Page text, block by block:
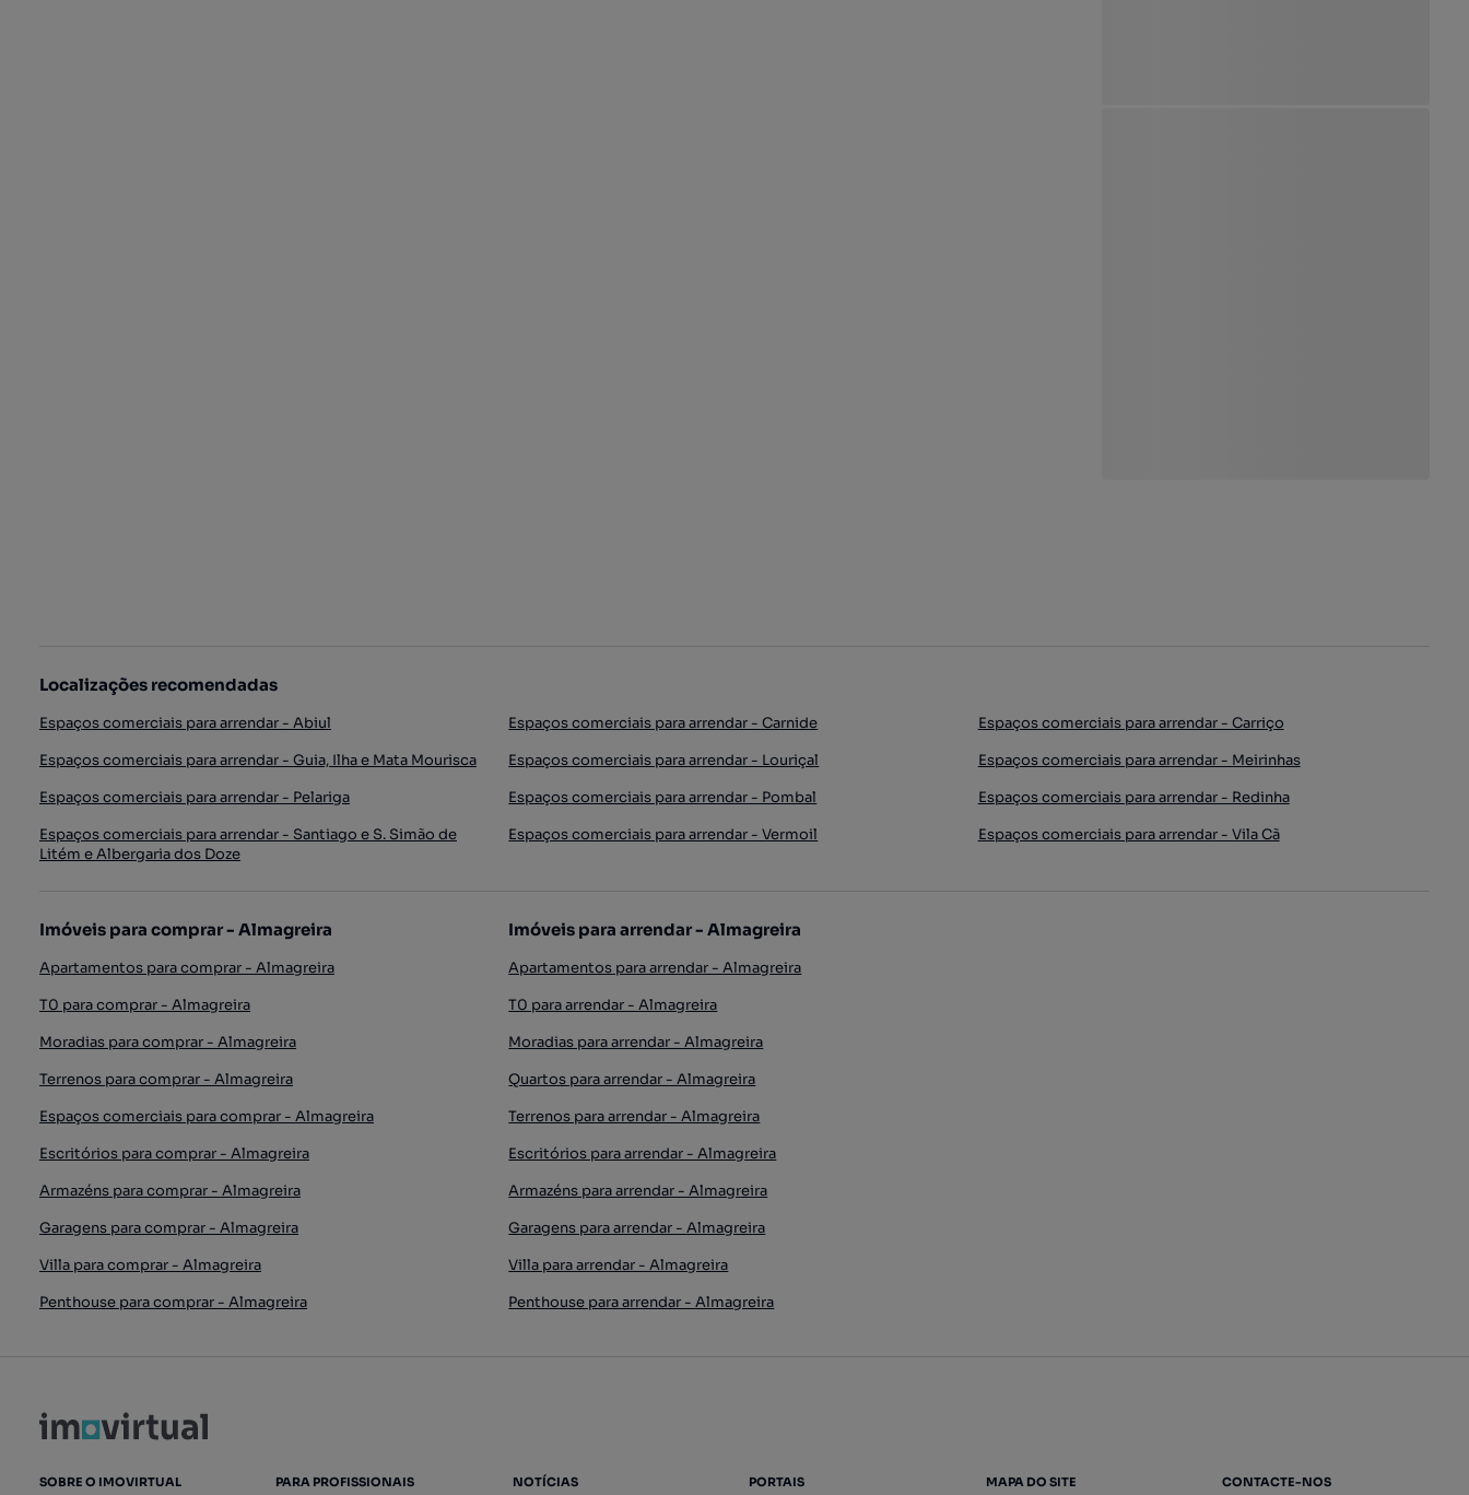
Localizações recomendadas
Espaços comerciais para arrendar - Abiul Espaços comerciais para arrendar - Carnide
Espaços comerciais para arrendar - Carriço
Espaços comerciais para arrendar - Guia, Ilha e Mata Mourisca
Espaços comerciais para arrendar - Louriçal
Espaços comerciais para arrendar - Meirinhas
Espaços comerciais para arrendar - Pelariga
Espaços comerciais para arrendar - Pombal
Espaços comerciais para arrendar - Redinha
Espaços comerciais para arrendar - Santiago e S. Simão de
Litém e Albergaria dos Doze
Espaços comerciais para arrendar - Vermoil Espaços comerciais para arrendar - Vila Cã
Imóveis para comprar - Almagreira
Apartamentos para comprar - Almagreira
T0 para comprar - Almagreira
Moradias para comprar - Almagreira
Terrenos para comprar - Almagreira
Espaços comerciais para comprar - Almagreira
Escritórios para comprar - Almagreira
Armazéns para comprar - Almagreira
Garagens para comprar - Almagreira
Villa para comprar - Almagreira
Penthouse para comprar - Almagreira
Imóveis para arrendar - Almagreira
Apartamentos para arrendar - Almagreira
T0 para arrendar - Almagreira
Moradias para arrendar - Almagreira
Quartos para arrendar - Almagreira
Terrenos para arrendar - Almagreira
Escritórios para arrendar - Almagreira
Armazéns para arrendar - Almagreira
Garagens para arrendar - Almagreira
Villa para arrendar - Almagreira
Penthouse para arrendar - Almagreira
SOBRE O IMOVIRTUAL PARA PROFISSIONAIS NOTÍCIAS PORTAIS MAPA DO SITE CONTACTE-NOS